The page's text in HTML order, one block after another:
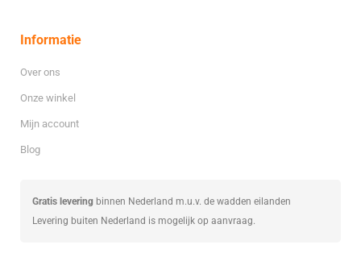
Informatie
Over ons
Onze winkel
Mijn account
Blog
Gratis levering binnen Nederland m.u.v. de wadden eilanden
Levering buiten Nederland is mogelijk op aanvraag.